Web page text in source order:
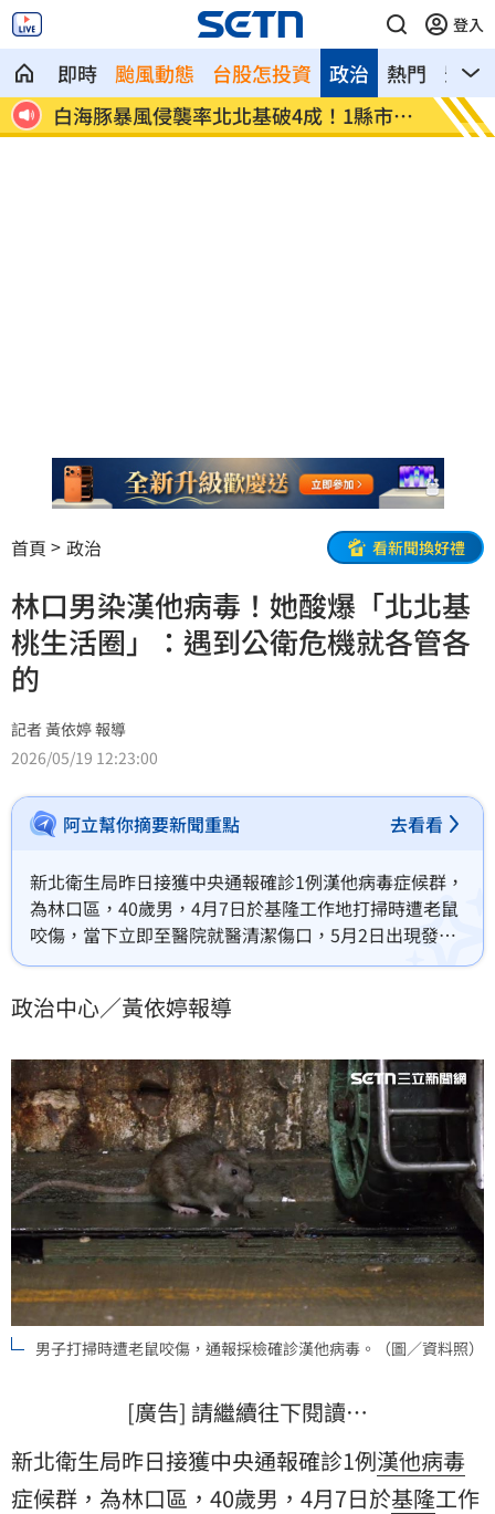
登入
即時 颱風動態 台股怎投資 熱門 影音
政治
款
白海豚暴風侵襲率北北基破4成！1縣市
60％
來台
房
首頁 政治 看新聞換好禮
林口男染漢他病毒！她酸爆「北北基
桃生活圈」：遇到公衛危機就各管各
的
記者 黃依婷 報導
2026/05/19 12:23:00
阿立幫你摘要新聞重點 去看看
新北衛生局昨日接獲中央通報確診1例漢他病毒症候群，
為林口區，40歲男，4月7日於基隆工作地打掃時遭老鼠
咬傷，當下立即至醫院就醫清潔傷口，5月2日出現發
燒、發冷、四肢無力、食慾差、腹瀉等症狀，通報採檢
號，遇到公衛危機就各管各的」。
政治中心／黃依婷報導
男子打掃時遭老鼠咬傷，通報採檢確診漢他病毒。（圖／資料照）
[廣告] 請繼續往下閱讀…
新北衛生局昨日接獲中央通報確診1例漢他病毒
症候群，為林口區，40歲男，4月7日於基隆工作